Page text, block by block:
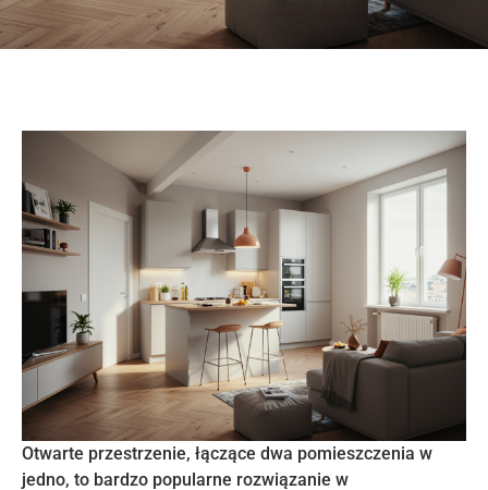
Otwarte przestrzenie, łączące dwa pomieszczenia w
jedno, to bardzo popularne rozwiązanie w